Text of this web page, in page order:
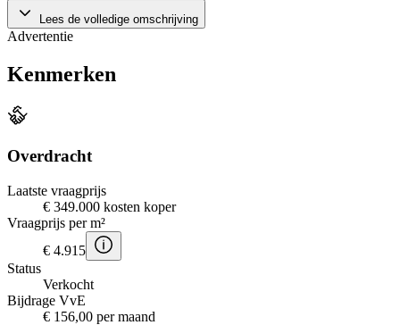
Lees de volledige omschrijving
Advertentie
Kenmerken
Overdracht
Laatste vraagprijs
€ 349.000 kosten koper
Vraagprijs per m²
€ 4.915
Status
Verkocht
Bijdrage VvE
€ 156,00 per maand